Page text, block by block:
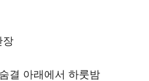
장
결 아래에서 하룻밤